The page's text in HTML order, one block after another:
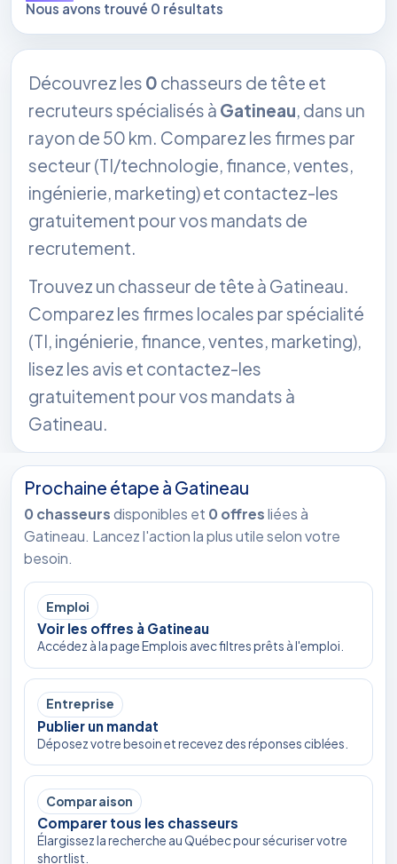
Nous avons trouvé 0 résultats
Découvrez les 0 chasseurs de tête et
recruteurs spécialisés à Gatineau, dans un
rayon de 50 km. Comparez les firmes par
secteur (TI/technologie, finance, ventes,
ingénierie, marketing) et contactez-les
gratuitement pour vos mandats de
recrutement.
Trouvez un chasseur de tête à Gatineau.
Comparez les firmes locales par spécialité
(TI, ingénierie, finance, ventes, marketing),
lisez les avis et contactez-les
gratuitement pour vos mandats à
Gatineau.
Prochaine étape à Gatineau
0 chasseursdisponibles et 0 offresliées à
Gatineau. Lancez l'action la plus utile selon votre
besoin.
Emploi
Voir les offres à Gatineau
Accédez à la page Emplois avec filtres prêts à l'emploi.
Entreprise
Publier un mandat
Déposez votre besoin et recevez des réponses ciblées.
Comparaison
Comparer tous les chasseurs
Élargissez la recherche au Québec pour sécuriser votre
shortlist.